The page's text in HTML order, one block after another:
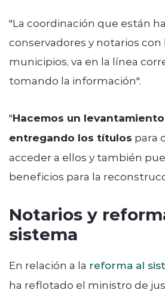
"La coordinación que están
conservadores y notarios con
municipios, va en la línea
tomando la información".
"Hacemos un
entregando los títulos para
acceder a ellos y también
beneficios para la
Notarios y
sistema
En relación a la reforma al
ha reflotado el ministro de